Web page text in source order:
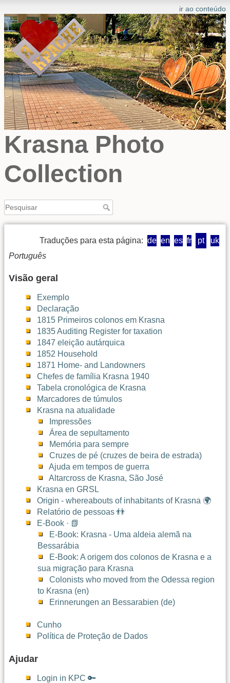
ir ao conteúdo
Krasna Photo
Collection
Traduções para esta página: de en es fr pt
uk
Português
Visão geral
Exemplo
Declaração
1815 Primeiros colonos em Krasna
1835 Auditing Register for taxation
1847 eleição autárquica
1852 Household
1871 Home- and Landowners
Chefes de família Krasna 1940
Tabela cronológica de Krasna
Marcadores de túmulos
Krasna na atualidade
Impressões
Área de sepultamento
Memória para sempre
Cruzes de pé (cruzes de beira de estrada)
Ajuda em tempos de guerra
Altarcross de Krasna, São José
Krasna en GRSL
Origin - whereabouts of inhabitants of Krasna 🌍
Relatório de pessoas 👬
E-Book · 📗
E-Book: Krasna - Uma aldeia alemã na
Bessarábia
E-Book: A origem dos colonos de Krasna e a
sua migração para Krasna
Colonists who moved from the Odessa region
to Krasna (en)
Erinnerungen an Bessarabien (de)
Cunho
Política de Proteção de Dados
Ajudar
Login in KPC 🔑